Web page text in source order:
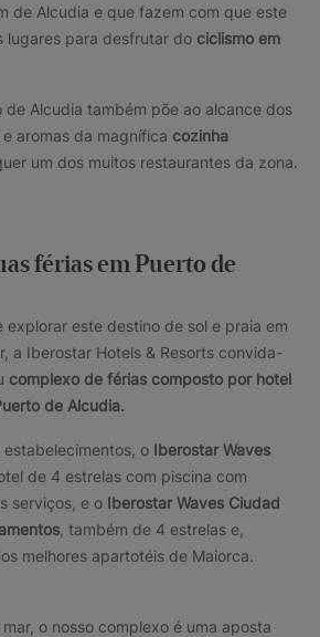
de Alcudia e que fazem com que este
lugares para desfrutar do ciclismo em
de Alcudia também põe ao alcance dos
aromas da magnífica cozinha
um dos muitos restaurantes da zona.
férias em Puerto de
explorar este destino de sol e praia em
a Iberostar Hotels & Resorts convida-
complexo de férias composto por hotel
de Alcudia.
o Iberostar Waves
de 4 estrelas com piscina com
serviços, e o Iberostar Waves Ciudad
, também de 4 estrelas e,
melhores apartotéis de Maiorca.
o nosso complexo é uma aposta